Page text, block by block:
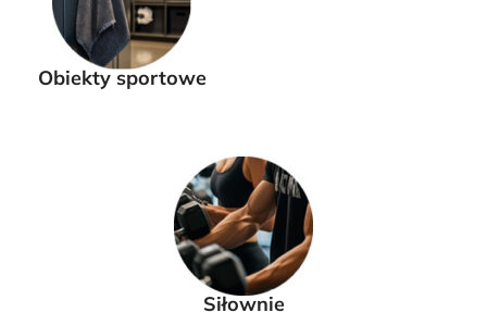
Obiekty sportowe
Siłownie